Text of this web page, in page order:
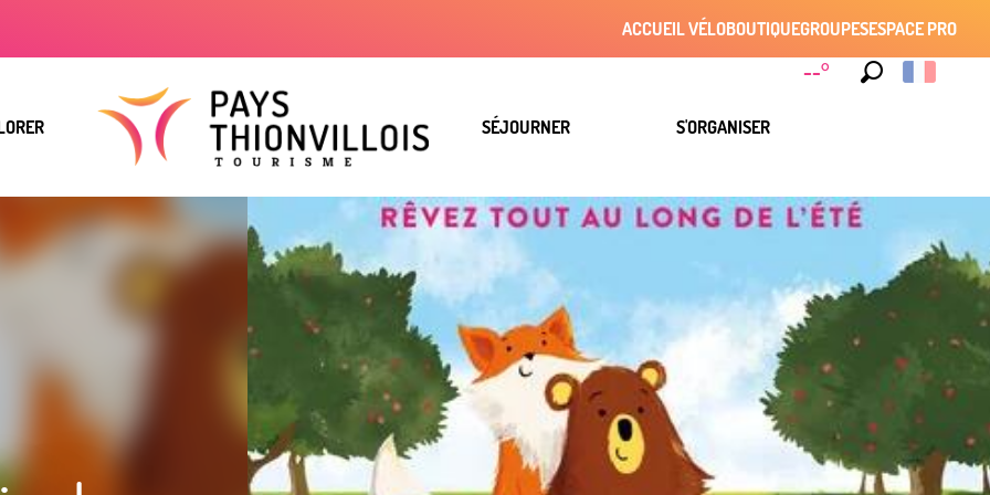
--°
ACCUEIL VÉLOBOUTIQUEGROUPESESPACE PRO
SÉJOURNER S'ORGANISER